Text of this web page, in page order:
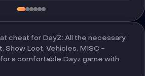
cheat for DayZ: All the necessary
Show Loot, Vehicles, MISC -
a comfortable Dayz game with